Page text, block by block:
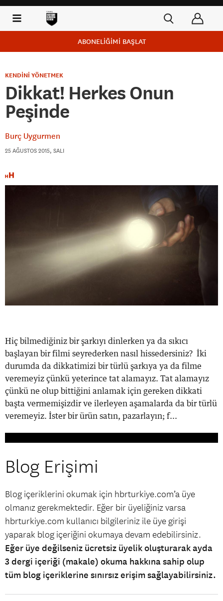
ABONELİĞİMİ BAŞLAT
KENDİNİ YÖNETMEK
Dikkat! Herkes Onun
Peşinde
Burç Uygurmen
25 AĞUSTOS 2015, SALI
Hiç bilmediğiniz bir şarkıyı dinlerken ya da sıkıcı
başlayan bir filmi seyrederken nasıl hissedersiniz? İki
durumda da dikkatimizi bir türlü şarkıya ya da filme
veremeyiz çünkü yeterince tat alamayız. Tat alamayız
çünkü ne olup bittiğini anlamak için gereken dikkati
başta vermemişizdir ve ilerleyen aşamalarda da bir türlü
veremeyiz. İster bir ürün satın, pazarlayın; f...
Blog Erişimi
Blog içeriklerini okumak için hbrturkiye.com’a üye
olmanız gerekmektedir. Eğer bir üyeliğiniz varsa
hbrturkiye.com kullanıcı bilgileriniz ile üye girişi
yaparak blog içeriğini okumaya devam edebilirsiniz.
Eğer üye değilseniz ücretsiz üyelik oluşturarak ayda
3 dergi içeriği (makale) okuma hakkına sahip olup
tüm blog içeriklerine sınırsız erişim sağlayabilirsiniz.